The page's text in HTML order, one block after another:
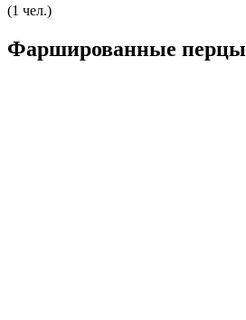
(1 чел.)
Фаршированные перцы